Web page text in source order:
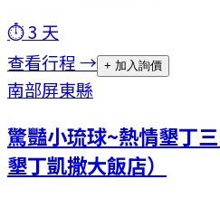
⏱3 天
查看行程 → + 加入詢價
南部屏東縣
驚豔小琉球~熱情墾丁
墾丁凱撒大飯店）